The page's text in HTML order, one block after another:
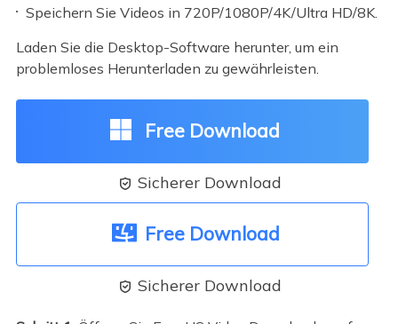
Speichern Sie Videos in 720P/1080P/4K/Ultra HD/8K.
Laden Sie die Desktop-Software herunter, um ein
problemloses Herunterladen zu gewährleisten.
Free Download
 Sicherer Download
Free Download
 Sicherer Download